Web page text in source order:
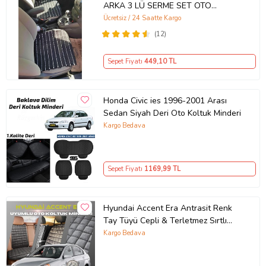
ARKA 3 LÜ SERME SET OTO
MİNDERİ (Siyah)
(12)
Ücretsiz / 24 Saatte Kargo
Sepet Fiyatı 449,10 TL
Honda Civic ies 1996-2001 Arası
Sedan Siyah Deri Oto Koltuk Minderi
Kargo Bedava
Sepet Fiyatı 1169,99 TL
Hyundai Accent Era Antrasit Renk
Tay Tüyü Cepli & Terletmez Sırtlı
Oto Koltuk Minder Seti - Koltuk
Kargo Bedava